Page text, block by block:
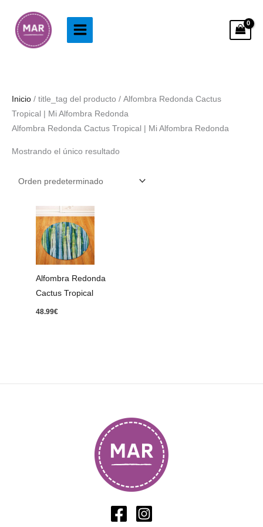
contenido
Inicio / title_tag del producto / Alfombra Redonda Cactus
Tropical | Mi Alfombra Redonda
Alfombra Redonda Cactus Tropical | Mi Alfombra Redonda
Mostrando el único resultado
Alfombra Redonda
Cactus Tropical
48.99€